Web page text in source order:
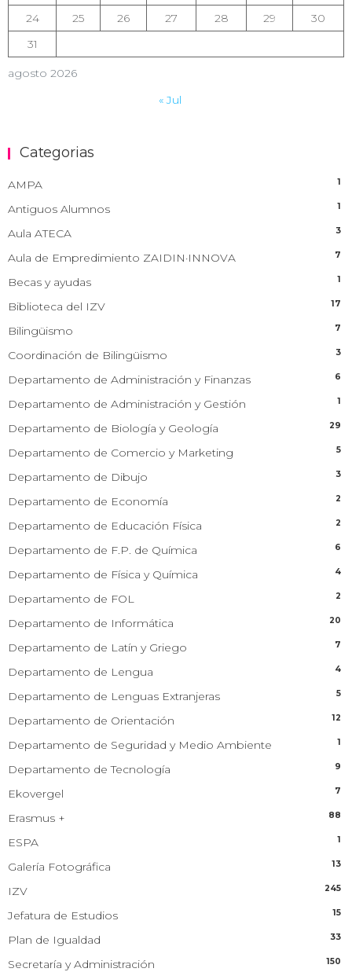
agosto 2026
24 25 26 27 28 29
30
31
« Jul
Categorias
AMPA 1
Antiguos Alumnos 1
Aula ATECA 3
Aula de Empredimiento ZAIDIN·INNOVA 7
Becas y ayudas 1
Biblioteca del IZV 17
Bilingüismo 7
Coordinación de Bilingüismo 3
Departamento de Administración y Finanzas 6
Departamento de Administración y Gestión 1
Departamento de Biología y Geología 29
Departamento de Comercio y Marketing 5
Departamento de Dibujo 3
Departamento de Economía 2
Departamento de Educación Física 2
Departamento de F.P. de Química 6
Departamento de Física y Química 4
Departamento de FOL 2
Departamento de Informática 20
Departamento de Latín y Griego 7
Departamento de Lengua 4
Departamento de Lenguas Extranjeras 5
Departamento de Orientación 12
Departamento de Seguridad y Medio Ambiente 1
Departamento de Tecnología 9
Ekovergel 7
Erasmus + 88
ESPA 1
Galería Fotográfica 13
IZV 245
Jefatura de Estudios 15
Plan de Igualdad 33
Secretaría y Administración 150